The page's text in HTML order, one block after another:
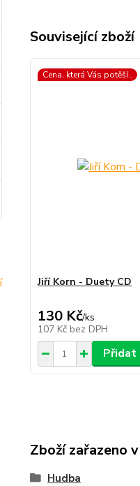
Související zboží
Cena, která Vás potěší..
Jiří Korn - Duety CD
130 Kč/ks
107 Kč bez DPH
Přidat
Zboží zařazeno
Hudba